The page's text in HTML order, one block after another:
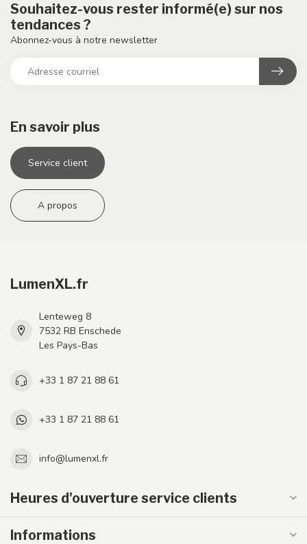
En savoir plus
Service client
A propos
Souhaitez-vous rester informé(e) sur nos
tendances ?
Abonnez-vous à notre newsletter
LumenXL.fr
Lenteweg 8
7532 RB Enschede
Les Pays-Bas
+33 1 87 21 88 61
+33 1 87 21 88 61
info@lumenxl.fr
Heures d'ouverture service clients
Informations